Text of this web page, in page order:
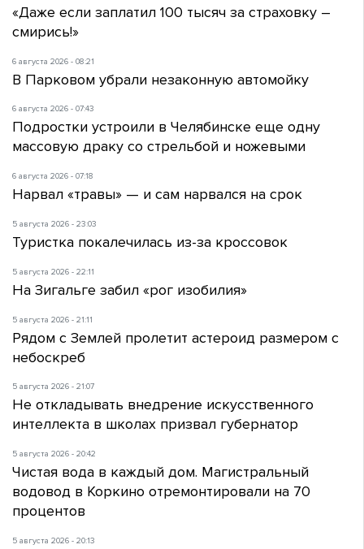
«Даже если заплатил 100 тысяч за страховку –
смирись!»
6 августа 2026 - 08:21
В Парковом убрали незаконную автомойку
6 августа 2026 - 07:43
Подростки устроили в Челябинске еще одну
массовую драку со стрельбой и ножевыми
6 августа 2026 - 07:18
Нарвал «травы» — и сам нарвался на срок
5 августа 2026 - 23:03
Туристка покалечилась из-за кроссовок
5 августа 2026 - 22:11
На Зигальге забил «рог изобилия»
5 августа 2026 - 21:11
Рядом с Землей пролетит астероид размером с
небоскреб
5 августа 2026 - 21:07
Не откладывать внедрение искусственного
интеллекта в школах призвал губернатор
5 августа 2026 - 20:42
Чистая вода в каждый дом. Магистральный
водовод в Коркино отремонтировали на 70
процентов
5 августа 2026 - 20:13